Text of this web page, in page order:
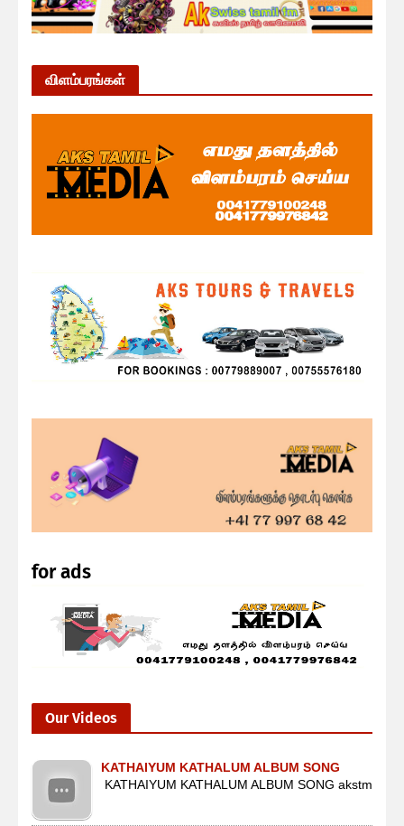
விளம்பரங்கள்
for ads
Our Videos
KATHAIYUM KATHALUM ALBUM SONG
KATHAIYUM KATHALUM ALBUM SONG akstm